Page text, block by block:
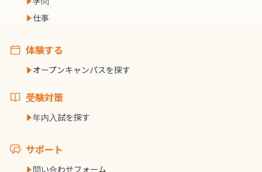
仕事
体験する
オープンキャンパスを探す
受験対策
年内入試を探す
サポート
問い合わせフォーム